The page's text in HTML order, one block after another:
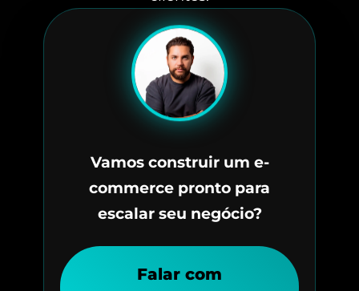
Vamos construir um e-
commerce pronto para
escalar seu negócio?
Falar com